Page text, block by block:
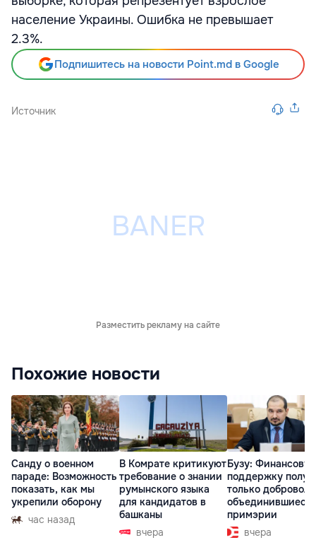
население Украины. Ошибка не превышает
2.3%.
Подпишитесь на новости Point.md в Google
Источник
Разместить рекламу на сайте
Похожие новости
Санду о военном
параде: Возможность
показать, как мы
укрепили оборону
час назад
В Комрате критикуют
требование о знании
румынского языка
для кандидатов в
башканы
вчера
Бузу:
поддержку
только
объединившиеся
примэрии
вчера